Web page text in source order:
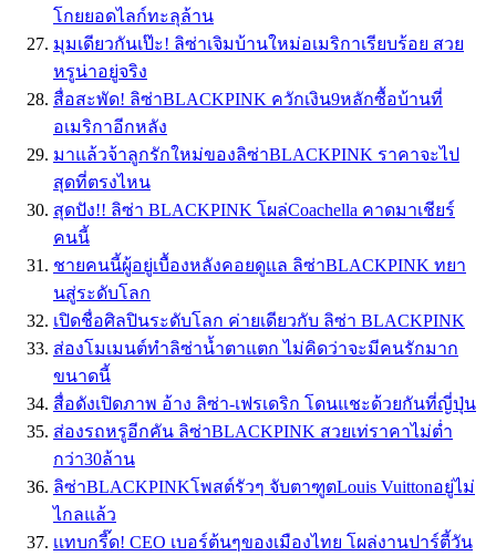
โกยยอดไลก์ทะลุล้าน
มุมเดียวกันเป๊ะ! ลิซ่าเจิมบ้านใหม่อเมริกาเรียบร้อย สวย
หรูน่าอยู่จริง
สื่อสะพัด! ลิซ่าBLACKPINK ควักเงิน9หลักซื้อบ้านที่
อเมริกาอีกหลัง
มาแล้วจ้าลูกรักใหม่ของลิซ่าBLACKPINK ราคาจะไป
สุดที่ตรงไหน
สุดปัง!! ลิซ่า BLACKPINK โผล่Coachella คาดมาเชียร์
คนนี้
ชายคนนี้ผู้อยู่เบื้องหลังคอยดูแล ลิซ่าBLACKPINK ทยา
นสู่ระดับโลก
เปิดชื่อศิลปินระดับโลก ค่ายเดียวกับ ลิซ่า BLACKPINK
ส่องโมเมนต์ทำลิซ่าน้ำตาแตก ไม่คิดว่าจะมีคนรักมาก
ขนาดนี้
สื่อดังเปิดภาพ อ้าง ลิซ่า-เฟรเดริก โดนแชะด้วยกันที่ญี่ปุ่น
ส่องรถหรูอีกคัน ลิซ่าBLACKPINK สวยเท่ราคาไม่ต่ำ
กว่า30ล้าน
ลิซ่าBLACKPINKโพสต์รัวๆ จับตาฑูตLouis Vuittonอยู่ไม่
ไกลแล้ว
เเทบกรี๊ด! CEO เบอร์ต้นๆของเมืองไทย โผล่งานปาร์ตี้วัน